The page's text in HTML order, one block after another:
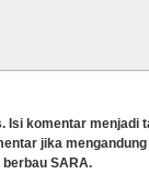
komentar menjadi
jika
SARA.